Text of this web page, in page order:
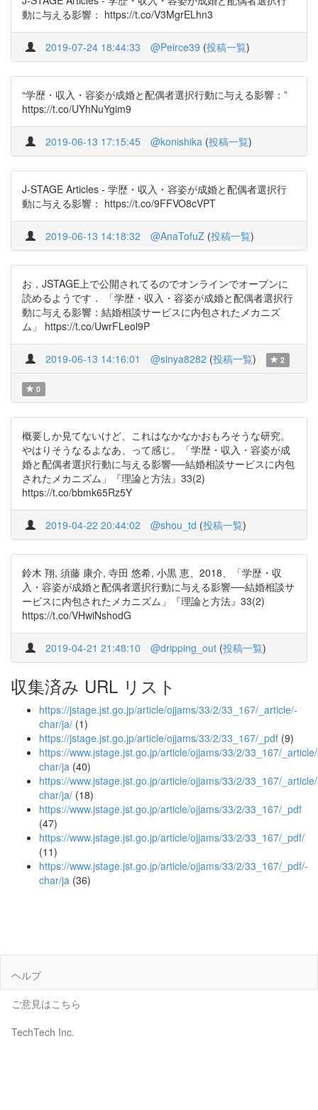
動に与える影響： https://t.co/V3MgrELhn3
2019-07-24 18:44:33 @Peirce39 (投稿一覧)
“学歴・収入・容姿が成婚と配偶者選択行動に与える影響：”
https://t.co/UYhNuYgim9
2019-06-13 17:15:45 @konishika (投稿一覧)
J-STAGE Articles - 学歴・収入・容姿が成婚と配偶者選択行
動に与える影響： https://t.co/9FFVO8cVPT
2019-06-13 14:18:32 @AnaTofuZ (投稿一覧)
お，JSTAGE上で公開されてるのでオンラインでオープンに
読めるようです． 「学歴・収入・容姿が成婚と配偶者選択行
動に与える影響：結婚相談サービスに内包されたメカニズ
ム」 https://t.co/UwrFLeol9P
2019-06-13 14:16:01 @sinya8282 (投稿一覧) 2
0
概要しか見てないけど、これはなかなかおもろそうな研究。
やはりそうなるよなあ、って感じ。「学歴・収入・容姿が成
婚と配偶者選択行動に与える影響──結婚相談サービスに内包
されたメカニズム」『理論と方法』33(2)
https://t.co/bbmk65Rz5Y
2019-04-22 20:44:02 @shou_td (投稿一覧)
鈴木 翔, 須藤 康介, 寺田 悠希, 小黒 恵、2018、「学歴・収
入・容姿が成婚と配偶者選択行動に与える影響──結婚相談サ
ービスに内包されたメカニズム」『理論と方法』33(2)
https://t.co/VHwiNshodG
2019-04-21 21:48:10 @dripping_out (投稿一覧)
収集済み URL リスト
https://jstage.jst.go.jp/article/ojjams/33/2/33_167/_article/-
char/ja/ (1)
https://jstage.jst.go.jp/article/ojjams/33/2/33_167/_pdf (9)
https://www.jstage.jst.go.jp/article/ojjams/33/2/33_167/
char/ja (40)
https://www.jstage.jst.go.jp/article/ojjams/33/2/33_167/
char/ja/ (18)
https://www.jstage.jst.go.jp/article/ojjams/33/2/33_167/_pdf
(47)
https://www.jstage.jst.go.jp/article/ojjams/33/2/33_167/_pdf/
(11)
https://www.jstage.jst.go.jp/article/ojjams/33/2/33_167/_pdf/-
char/ja (36)
ヘルプ
ご意見はこちら
TechTech Inc.